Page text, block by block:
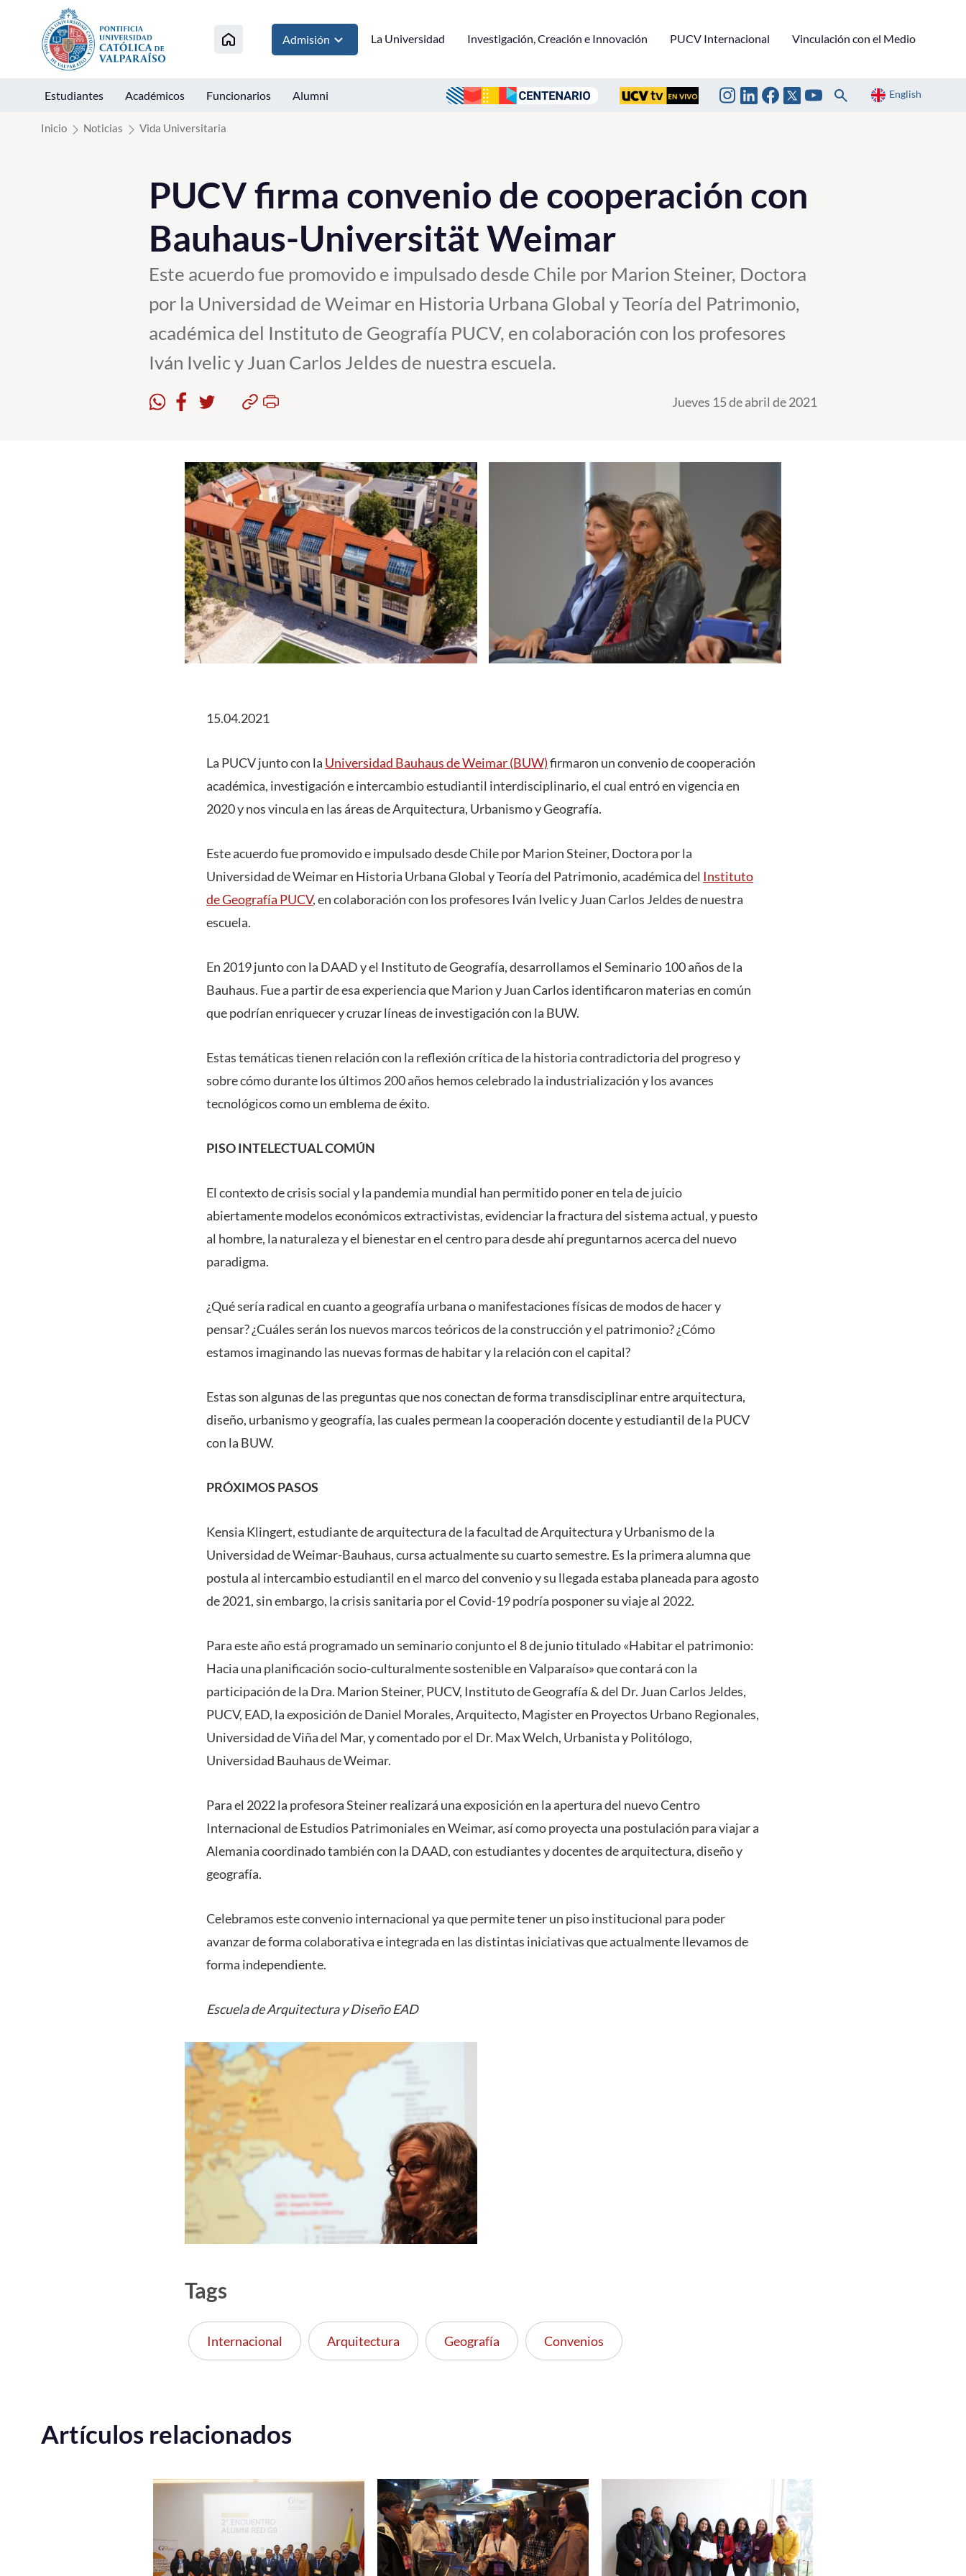
Click acá para ir directamente al contenido
Admisión La Universidad Investigación, Creación e Innovación PUCV Internacional Vinculación con el Medio
Estudiantes Académicos Funcionarios Alumni English
Inicio Noticias Vida Universitaria
PUCV firma convenio de cooperación con
Bauhaus-Universität Weimar
Este acuerdo fue promovido e impulsado desde Chile por Marion Steiner, Doctora
por la Universidad de Weimar en Historia Urbana Global y Teoría del Patrimonio,
académica del Instituto de Geografía PUCV, en colaboración con los profesores
Iván Ivelic y Juan Carlos Jeldes de nuestra escuela.
Jueves 15 de abril de 2021
15.04.2021
La PUCV junto con la Universidad Bauhaus de Weimar (BUW)firmaron un convenio de cooperación
académica, investigación e intercambio estudiantil interdisciplinario, el cual entró en vigencia en
2020 y nos vincula en las áreas de Arquitectura, Urbanismo y Geografía.
Este acuerdo fue promovido e impulsado desde Chile por Marion Steiner, Doctora por la
Universidad de Weimar en Historia Urbana Global y Teoría del Patrimonio, académica del Instituto
de Geografía PUCV, en colaboración con los profesores Iván Ivelic y Juan Carlos Jeldes de nuestra
escuela.
En 2019 junto con la DAAD y el Instituto de Geografía, desarrollamos el Seminario 100 años de la
Bauhaus. Fue a partir de esa experiencia que Marion y Juan Carlos identificaron materias en común
que podrían enriquecer y cruzar líneas de investigación con la BUW.
Estas temáticas tienen relación con la reflexión crítica de la historia contradictoria del progreso y
sobre cómo durante los últimos 200 años hemos celebrado la industrialización y los avances
tecnológicos como un emblema de éxito.
PISO INTELECTUAL COMÚN
El contexto de crisis social y la pandemia mundial han permitido poner en tela de juicio
abiertamente modelos económicos extractivistas, evidenciar la fractura del sistema actual, y puesto
al hombre, la naturaleza y el bienestar en el centro para desde ahí preguntarnos acerca del nuevo
paradigma.
¿Qué sería radical en cuanto a geografía urbana o manifestaciones físicas de modos de hacer y
pensar? ¿Cuáles serán los nuevos marcos teóricos de la construcción y el patrimonio? ¿Cómo
estamos imaginando las nuevas formas de habitar y la relación con el capital?
Estas son algunas de las preguntas que nos conectan de forma transdisciplinar entre arquitectura,
diseño, urbanismo y geografía, las cuales permean la cooperación docente y estudiantil de la PUCV
con la BUW.
PRÓXIMOS PASOS
Kensia Klingert, estudiante de arquitectura de la facultad de Arquitectura y Urbanismo de la
Universidad de Weimar-Bauhaus, cursa actualmente su cuarto semestre. Es la primera alumna que
postula al intercambio estudiantil en el marco del convenio y su llegada estaba planeada para agosto
de 2021, sin embargo, la crisis sanitaria por el Covid-19 podría posponer su viaje al 2022.
Para este año está programado un seminario conjunto el 8 de junio titulado «Habitar el patrimonio:
Hacia una planificación socio-culturalmente sostenible en Valparaíso» que contará con la
participación de la Dra. Marion Steiner, PUCV, Instituto de Geografía & del Dr. Juan Carlos Jeldes,
PUCV, EAD, la exposición de Daniel Morales, Arquitecto, Magister en Proyectos Urbano Regionales,
Universidad de Viña del Mar, y comentado por el Dr. Max Welch, Urbanista y Politólogo,
Universidad Bauhaus de Weimar.
Para el 2022 la profesora Steiner realizará una exposición en la apertura del nuevo Centro
Internacional de Estudios Patrimoniales en Weimar, así como proyecta una postulación para viajar a
Alemania coordinado también con la DAAD, con estudiantes y docentes de arquitectura, diseño y
geografía.
Celebramos este convenio internacional ya que permite tener un piso institucional para poder
avanzar de forma colaborativa e integrada en las distintas iniciativas que actualmente llevamos de
forma independiente.
Escuela de Arquitectura y Diseño EAD
Tags
Internacional Arquitectura Geografía Convenios
Artículos relacionados